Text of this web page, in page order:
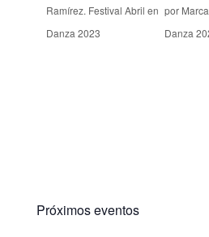
Ramírez. Festival Abril en
Danza 2023
por
Danza
Próximos eventos